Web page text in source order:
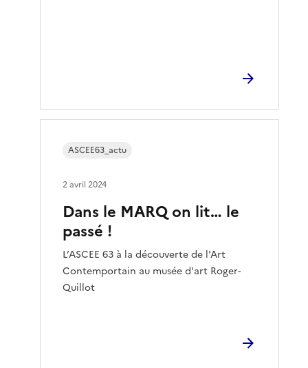
Dans le MARQ on lit… le
passé !
L’ASCEE 63 à la découverte de l'Art
Contemportain au musée d'art Roger-
Quillot
ASCEE63_actu
2 avril 2024